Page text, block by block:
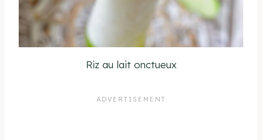
Riz au lait onctueux